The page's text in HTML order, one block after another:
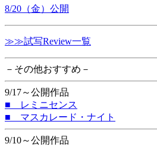
8/20（金）公開
≫≫試写Review一覧
－その他おすすめ－
9/17～公開作品
■ レミニセンス
■ マスカレード・ナイト
9/10～公開作品